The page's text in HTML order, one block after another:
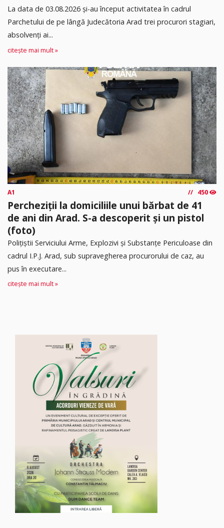
La data de 03.08.2026 şi-au început activitatea în cadrul
Parchetului de pe lângă Judecătoria Arad trei procurori stagiari,
absolvenţi ai...
citește mai mult »
A1 450
Percheziții la domiciliile unui bărbat de 41
de ani din Arad. S-a descoperit și un pistol
(foto)
Polițiștii Serviciului Arme, Explozivi și Substanțe Periculoase din
cadrul I.P.J. Arad, sub supravegherea procurorului de caz, au
pus în executare...
citește mai mult »